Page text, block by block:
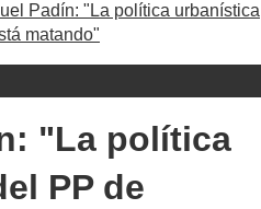
Padín: "La política urbanística
matando"
"La política
PP de